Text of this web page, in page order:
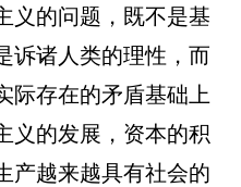
义的问题，既不是基
诉诸人类的理性，而
际存在的矛盾基础上
义的发展，资本的积
产越来越具有社会的